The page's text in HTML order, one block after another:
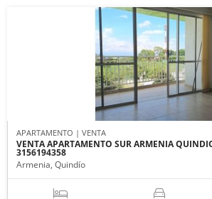
APARTAMENTO | VENTA
VENTA APARTAMENTO SUR ARMENIA
3156194358
Armenia, Quindío